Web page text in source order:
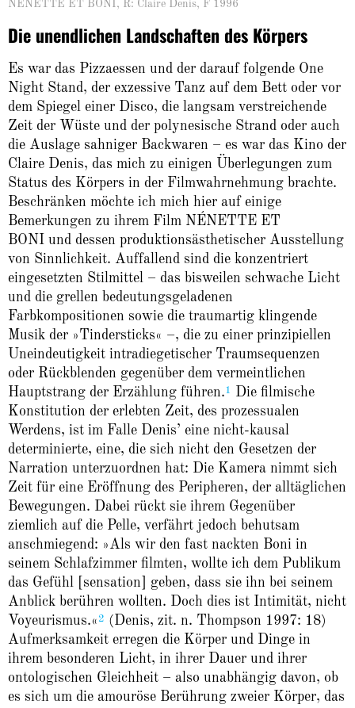
NÉNETTE ET BONI, R: Claire Denis, F 1996
Die unendlichen Landschaften des Körpers
Es war das Pizzaessen und der darauf folgende One
Night Stand, der exzessive Tanz auf dem Bett oder vor
dem Spiegel einer Disco, die langsam verstreichende
Zeit der Wüste und der polynesische Strand oder auch
die Auslage sahniger Backwaren – es war das Kino der
Claire Denis, das mich zu einigen Überlegungen zum
Status des Körpers in der Filmwahrnehmung brachte.
Beschränken möchte ich mich hier auf einige
Bemerkungen zu ihrem Film NÉNETTE ET
BONI und dessen produktionsästhetischer Ausstellung
von Sinnlichkeit. Auffallend sind die konzentriert
eingesetzten Stilmittel – das bisweilen schwache Licht
und die grellen bedeutungsgeladenen
Farbkompositionen sowie die traumartig klingende
Musik der »Tindersticks« –, die zu einer prinzipiellen
Uneindeutigkeit intradiegetischer Traumsequenzen
oder Rückblenden gegenüber dem vermeintlichen
Hauptstrang der Erzählung führen.1
Die filmische
Konstitution der erlebten Zeit, des prozessualen
Werdens, ist im Falle Denis’ eine nicht-kausal
determinierte, eine, die sich nicht den Gesetzen der
Narration unterzuordnen hat: Die Kamera nimmt sich
Zeit für eine Eröffnung des Peripheren, der alltäglichen
Bewegungen. Dabei rückt sie ihrem Gegenüber
ziemlich auf die Pelle, verfährt jedoch behutsam
anschmiegend: »Als wir den fast nackten Boni in
seinem Schlafzimmer filmten, wollte ich dem Publikum
das Gefühl [sensation] geben, dass sie ihn bei seinem
Anblick berühren wollten. Doch dies ist Intimität, nicht
Voyeurismus.« 2 (Denis, zit. n. Thompson 1997: 18)
Aufmerksamkeit erregen die Körper und Dinge in
ihrem besonderen Licht, in ihrer Dauer und ihrer
ontologischen Gleichheit – also unabhängig davon, ob
es sich um die amouröse Berührung zweier Körper, das